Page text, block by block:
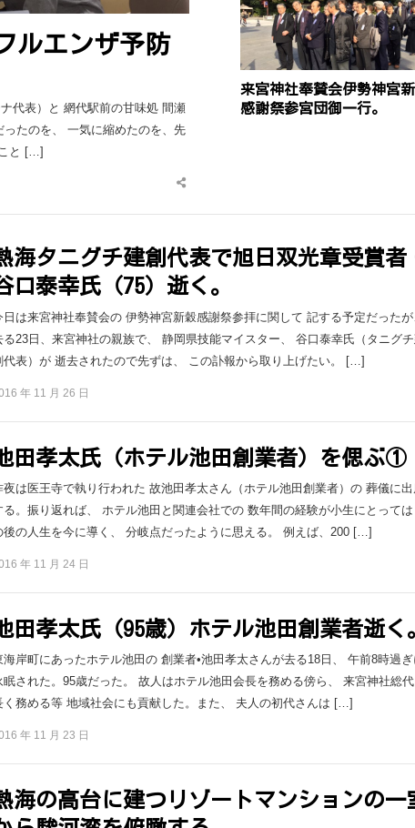
ルエンザ予防
代表）と 網代駅前の甘味処 間瀬
たのを、 一気に縮めたのを、先
と […]
Share
来宮神社奉賛会伊勢神宮
感謝祭参宮団御一行。
海タニグチ建創代表で旭日双光章受賞者
口泰幸氏（75）逝く。
日は来宮神社奉賛会の 伊勢神宮新穀感謝祭参拝に関して 記する予定だったが
る23日、来宮神社の親族で、 静岡県技能マイスター、 谷口泰幸氏（タニグ
代表）が 逝去されたので先ずは、 この訃報から取り上げたい。 […]
年 11 月 26 日
田孝太氏（ホテル池田創業者）を偲ぶ①
夜は医王寺で執り行われた 故池田孝太さん（ホテル池田創業者）の 葬儀に
る。振り返れば、 ホテル池田と関連会社での 数年間の経験が小生にとっては
後の人生を今に導く、 分岐点だったように思える。 例えば、200 […]
年 11 月 24 日
田孝太氏（95歳）ホテル池田創業者逝く
海岸町にあったホテル池田の 創業者•池田孝太さんが去る18日、 午前8時過ぎ
眠された。95歳だった。 故人はホテル池田会長を務める傍ら、 来宮神社総
く務める等 地域社会にも貢献した。また、 夫人の初代さんは […]
年 11 月 23 日
海の高台に建つリゾートマンションの一